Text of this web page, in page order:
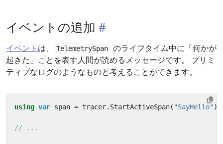
イベントの追加
イベント は、 TelemetrySpan
のライフタイム中に「何かが
起きた」ことを表す人間が読めるメッセージです。 プリミ
ティブなログのようなものと考えることができます。
using var span = tracer. StartActiveSpan( "SayHello" );
// ...